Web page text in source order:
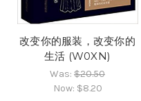
改变你的服装，改变你的
生活 (W0XN)
Was: $20.50
Now: $8.20